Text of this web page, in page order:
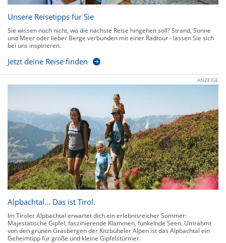
Unsere Reisetipps für Sie
Sie wissen noch nicht, wo die nächste Reise hingehen soll? Strand, Sonne
und Meer oder lieber Berge verbunden mit einer Radtour - lassen Sie sich
bei uns inspirieren.
Jetzt deine Reise finden
ANZEIGE
Alpbachtal… Das ist Tirol.
Im Tiroler Alpbachtal erwartet dich ein erlebnisreicher Sommer:
Majestätische Gipfel, faszinierende Klammen, funkelnde Seen. Umrahmt
von den grünen Grasbergen der Kitzbüheler Alpen ist das Alpbachtal ein
Geheimtipp für große und kleine Gipfelstürmer.